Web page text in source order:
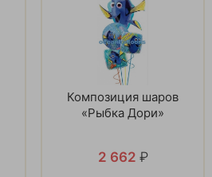
Композиция шаров
«Рыбка Дори»
2 662 ₽